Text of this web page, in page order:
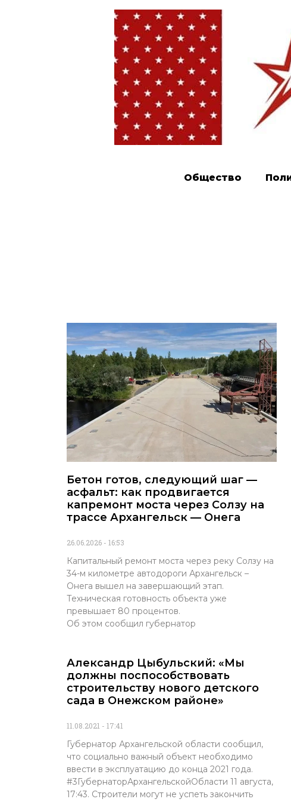
Общество
Бетон готов, следующий шаг —
асфальт: как продвигается
капремонт моста через Солзу на
трассе Архангельск — Онега
26.06.2026 16:53
Капитальный ремонт моста через реку Солзу на
34-м километре автодороги Архангельск –
Онега вышел на завершающий этап.
Техническая готовность объекта уже
превышает 80 процентов.
Об этом сообщил губернатор
Александр Цыбульский: «Мы
должны поспособствовать
строительству нового детского
сада в Онежском районе»
11.08.2021 17:41
Губернатор Архангельской области сообщил,
что социально важный объект необходимо
ввести в эксплуатацию до конца 2021 года.
#3ГубернаторАрхангельскойОбласти 11 августа,
17:43. Строители могут не успеть закончить